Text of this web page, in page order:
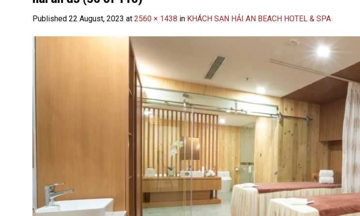
Published 22 August, 2023 at 2560 × 1438 in KHÁCH SẠN HẢI AN BEACH HOTEL & SPA